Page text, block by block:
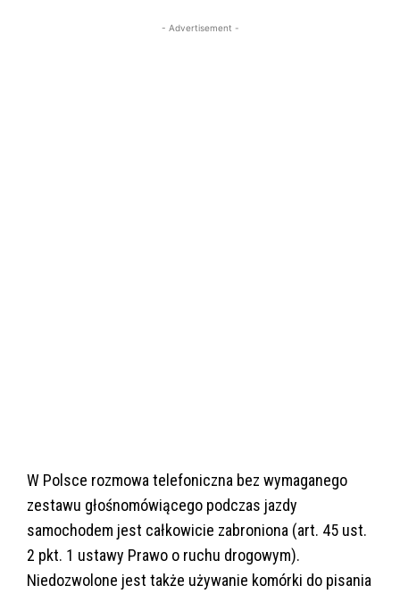
- Advertisement -
W Polsce rozmowa telefoniczna bez wymaganego
zestawu głośnomówiącego podczas jazdy
samochodem jest całkowicie zabroniona (art. 45 ust.
2 pkt. 1 ustawy Prawo o ruchu drogowym).
Niedozwolone jest także używanie komórki do pisania